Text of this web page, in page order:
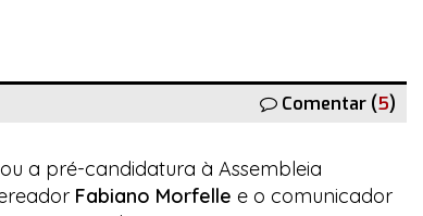
Comentar (5)
a pré-candidatura à Assembleia
Fabiano Morfelle e o comunicador